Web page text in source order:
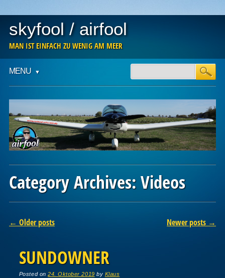
skyfool / airfool
MAN IST EINFACH ZU WENIG AM MEER
Main menu
content
MENU
Category Archives:Videos
Post navigation
← Older posts Newer posts →
SUNDOWNER
Posted on24. Oktober 2019 by Klaus